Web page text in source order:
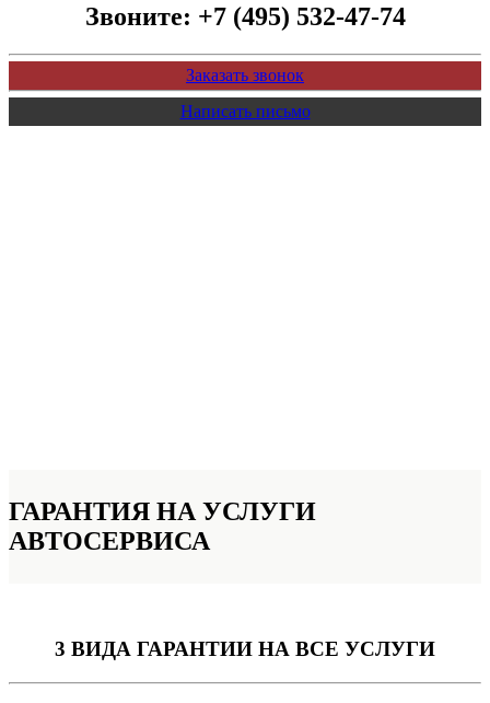
Звоните: +7 (495) 532-47-74
Заказать звонок
Написать письмо
ГАРАНТИЯ НА УСЛУГИ
АВТОСЕРВИСА
3 ВИДА ГАРАНТИИ НА ВСЕ УСЛУГИ